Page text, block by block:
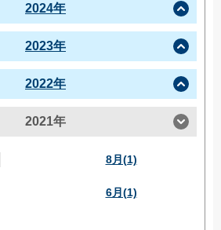
2024年
2023年
2022年
2021年
8月(1)
6月(1)